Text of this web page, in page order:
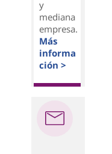
y
mediana
empresa.
Más
informa
ción >